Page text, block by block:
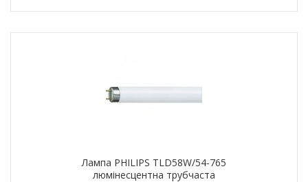
Лампа PHILIPS TLD58W/54-765
люмінесцентна трубчаста